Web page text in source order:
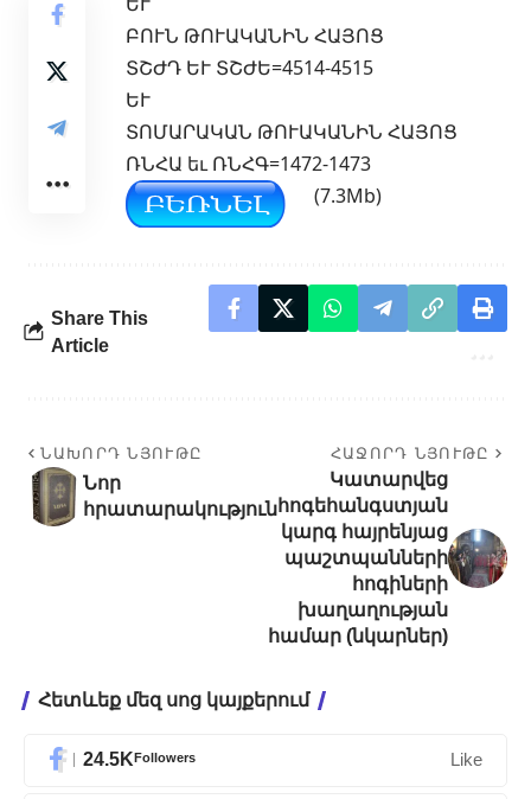
ԲՈՒՆ ԹՈՒԱԿԱՆԻՆ ՀԱՅՈՑ
ՏՇԺԴ ԵՒ ՏՇԺԵ=4514-4515
ԵՒ
ՏՈՄԱՐԱԿԱՆ ԹՈՒԱԿԱՆԻՆ ՀԱՅՈՑ
ՌՆՀԱ եւ ՌՆՀԳ=1472-1473
(7.3Mb)
Share This
Article
ՆԱԽՈՐԴ ՆՅՈՒԹԸ
Նոր
հրատարակություն
ՀԱՋՈՐԴ ՆՅՈՒԹԸ
Կատարվեց
հոգեհանգստյան
կարգ հայրենյաց
պաշտպանների
հոգիների
խաղաղության
համար (նկարներ)
Հետևեք մեզ սոց կայքերում
24.5KFollowers Like